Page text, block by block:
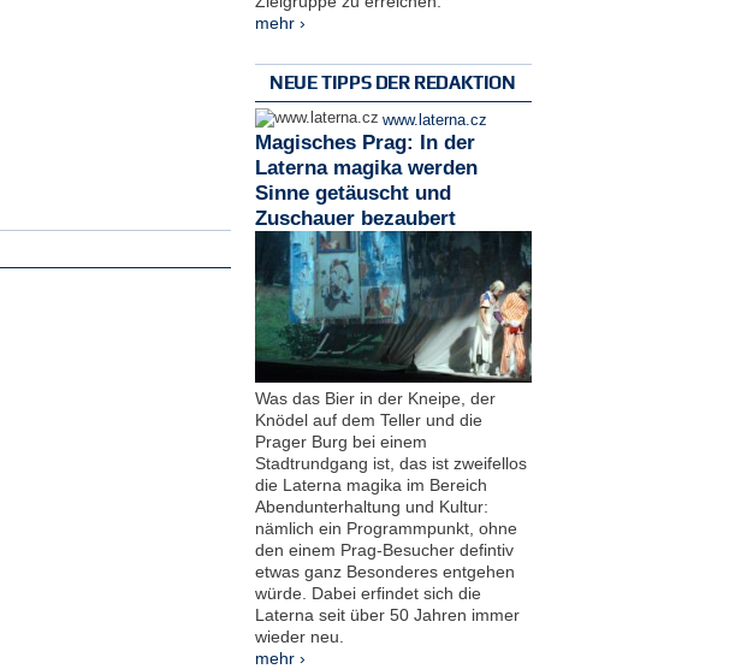
mehr ›
NEUE TIPPS DER REDAKTION
www.laterna.cz
Magisches Prag: In der
Laterna magika werden
Sinne getäuscht und
Zuschauer bezaubert
Was das Bier in der Kneipe, der
Knödel auf dem Teller und die
Prager Burg bei einem
Stadtrundgang ist, das ist zweifellos
die Laterna magika im Bereich
Abendunterhaltung und Kultur:
nämlich ein Programmpunkt, ohne
den einem Prag-Besucher defintiv
etwas ganz Besonderes entgehen
würde. Dabei erfindet sich die
Laterna seit über 50 Jahren immer
wieder neu.
mehr ›